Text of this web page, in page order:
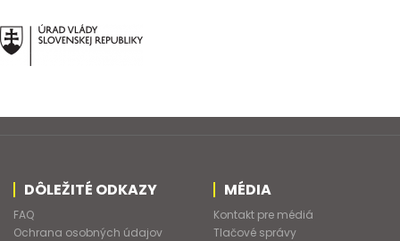
DÔLEŽITÉ ODKAZY
FAQ
Ochrana osobných údajov
MÉDIA
Kontakt pre médiá
Tlačové správy